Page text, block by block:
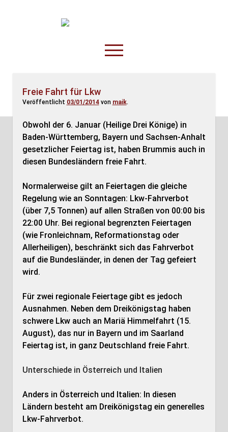
TruckOnline.de
open
menu
Anderswo
Spesenliste
Fahrer
Disposition
Freie Fahrt für Lkw
Veröffentlicht 03/01/2014von maik.
Obwohl der 6. Januar (Heilige Drei Könige) in
Baden-Württemberg, Bayern und Sachsen-Anhalt
gesetzlicher Feiertag ist, haben Brummis auch in
diesen Bundesländern freie Fahrt.
Normalerweise gilt an Feiertagen die gleiche
Regelung wie an Sonntagen: Lkw-Fahrverbot
(über 7,5 Tonnen) auf allen Straßen von 00:00 bis
22:00 Uhr. Bei regional begrenzten Feiertagen
(wie Fronleichnam, Reformationstag oder
Allerheiligen), beschränkt sich das Fahrverbot
auf die Bundesländer, in denen der Tag gefeiert
wird.
Für zwei regionale Feiertage gibt es jedoch
Ausnahmen. Neben dem Dreikönigstag haben
schwere Lkw auch an Mariä Himmelfahrt (15.
August), das nur in Bayern und im Saarland
Feiertag ist, in ganz Deutschland freie Fahrt.
Unterschiede in Österreich und Italien
Anders in Österreich und Italien: In diesen
Ländern besteht am Dreikönigstag ein generelles
Lkw-Fahrverbot.